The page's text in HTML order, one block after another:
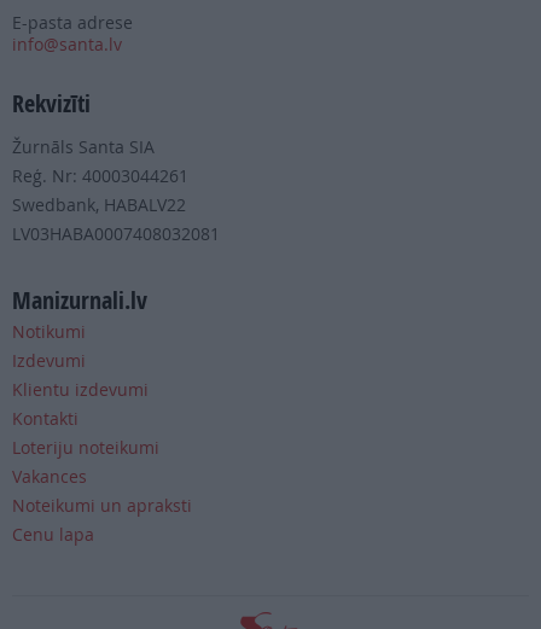
E-pasta adrese
info@santa.lv
Rekvizīti
Žurnāls Santa SIA
Reģ. Nr: 40003044261
Swedbank, HABALV22
LV03HABA0007408032081
Manizurnali.lv
Notikumi
Izdevumi
Klientu izdevumi
Kontakti
Loteriju noteikumi
Vakances
Noteikumi un apraksti
Cenu lapa